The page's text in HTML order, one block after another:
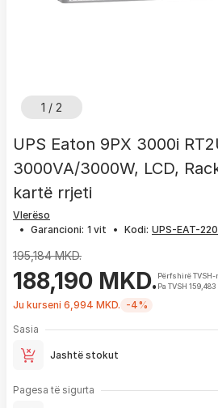
1 / 2
UPS Eaton 9PX 3000i
3000VA/3000W, LCD,
kartë rrjeti
Vlerëso
• Garancioni: 1 vit • Kodi:
195,184 MKD.
188,190 MKD.Përfshirë TVSH-
Pa TVSH 159,483
Ju kurseni 6,994 MKD. -4%
Sasia
Jashtë stokut
Pagesa të sigurta